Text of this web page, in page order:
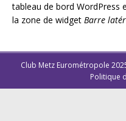
tableau de bord WordPress
la zone de widget Barre
Club Metz Eurométropole
Politique